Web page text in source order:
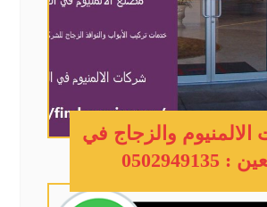
والزجاج في
: 0502949135